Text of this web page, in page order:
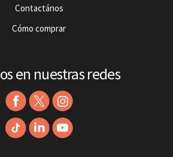
Contactános
Cómo comprar
en nuestras redes